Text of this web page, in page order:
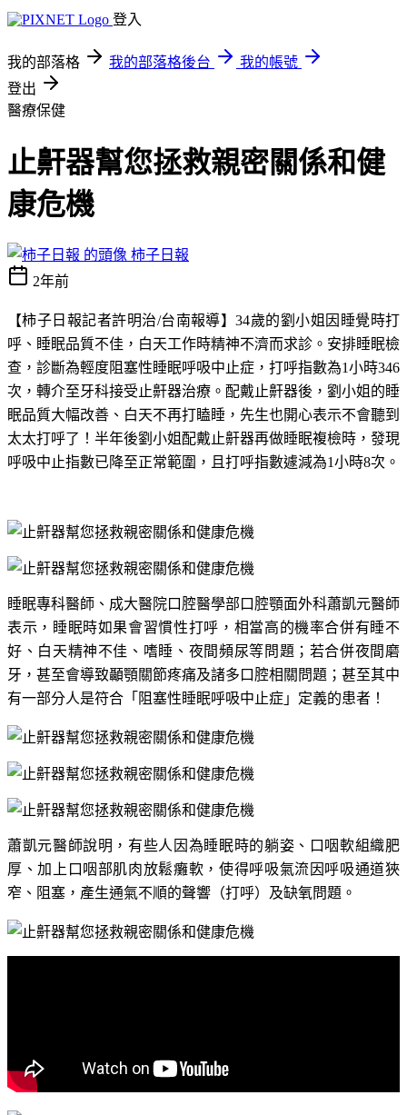
登入
我的部落格 我的部落格後台
我的帳號
登出
醫療保健
止鼾器幫您拯救親密關係和健
康危機
柿子日報
2年前
【柿子日報記者許明治/台南報導】34歲的劉小姐因睡覺時打
呼、睡眠品質不佳，白天工作時精神不濟而求診。安排睡眠檢
查，診斷為輕度阻塞性睡眠呼吸中止症，打呼指數為1小時346
次，轉介至牙科接受止鼾器治療。配戴止鼾器後，劉小姐的睡
眠品質大幅改善、白天不再打瞌睡，先生也開心表示不會聽到
太太打呼了！半年後劉小姐配戴止鼾器再做睡眠複檢時，發現
呼吸中止指數已降至正常範圍，且打呼指數遽減為1小時8次。
睡眠專科醫師、成大醫院口腔醫學部口腔顎面外科蕭凱元醫師
表示，睡眠時如果會習慣性打呼，相當高的機率合併有睡不
好、白天精神不佳、嗜睡、夜間頻尿等問題；若合併夜間磨
牙，甚至會導致顳顎關節疼痛及諸多口腔相關問題；甚至其中
有一部分人是符合「阻塞性睡眠呼吸中止症」定義的患者！
蕭凱元醫師說明，有些人因為睡眠時的躺姿、口咽軟組織肥
厚、加上口咽部肌肉放鬆癱軟，使得呼吸氣流因呼吸通道狹
窄、阻塞，產生通氣不順的聲響（打呼）及缺氧問題。